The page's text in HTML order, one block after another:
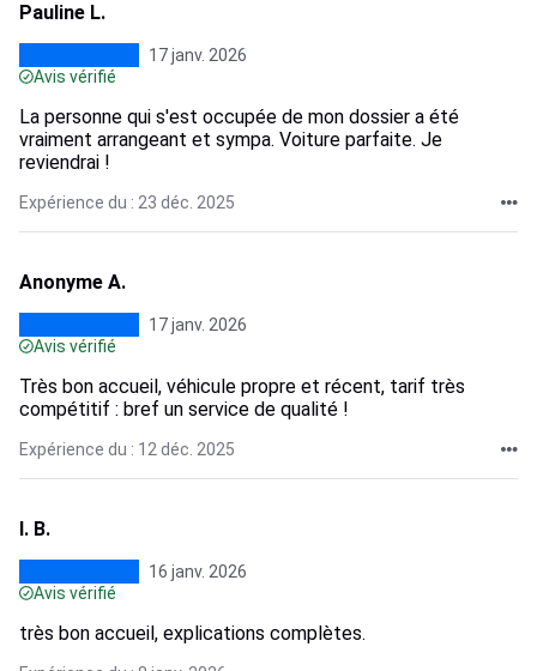
Pauline L.
17 janv. 2026
Avis vérifié
La personne qui s'est occupée de mon dossier a été
vraiment arrangeant et sympa. Voiture parfaite. Je
reviendrai !
Expérience du : 23 déc. 2025
Anonyme A.
17 janv. 2026
Avis vérifié
Très bon accueil, véhicule propre et récent, tarif très
compétitif : bref un service de qualité !
Expérience du : 12 déc. 2025
I. B.
16 janv. 2026
Avis vérifié
très bon accueil, explications complètes.